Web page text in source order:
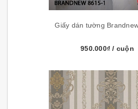
Giấy dán tường
950.000₫/ cuộn